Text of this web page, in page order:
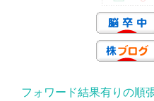
フォワード結果有りの順